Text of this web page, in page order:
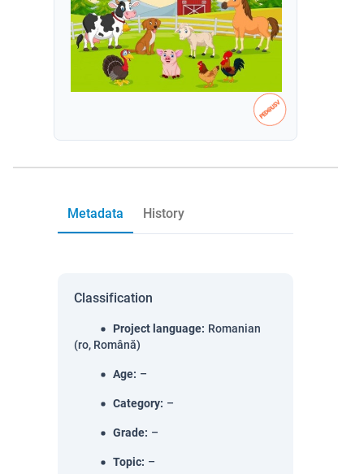
Metadata History
Classification
Project language: Romanian
(ro, Română)
Age: –
Category: –
Grade: –
Topic: –